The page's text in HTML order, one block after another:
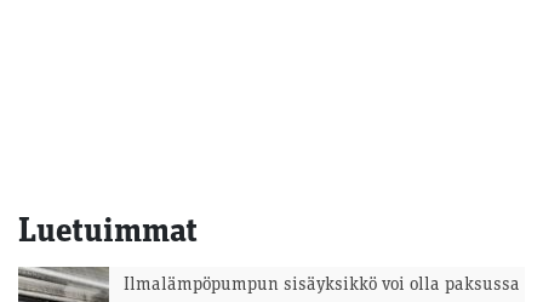
Luetuimmat
Ilmalämpöpumpun sisäyksikkö voi olla paksussa